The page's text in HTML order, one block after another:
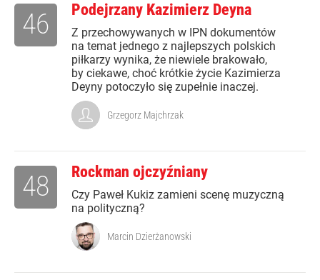
Podejrzany Kazimierz Deyna
Z przechowywanych w IPN dokumentów
na temat jednego z najlepszych polskich
piłkarzy wynika, że niewiele brakowało,
by ciekawe, choć krótkie życie Kazimierza
Deyny potoczyło się zupełnie inaczej.
46
Grzegorz Majchrzak
Rockman ojczyźniany
Czy Paweł Kukiz zamieni scenę muzyczną
na polityczną?
48
Marcin Dzierżanowski